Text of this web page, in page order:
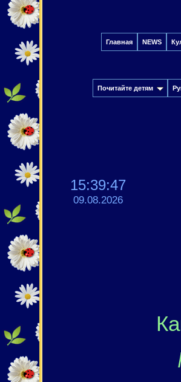
Главная NEWS
Почитайте детям
15:39:48
09.08.2026